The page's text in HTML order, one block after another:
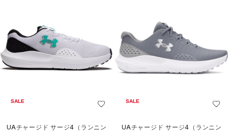
SALE
UAチャージド サージ4（ランニン
SALE
UAチャージド サージ4（ランニン